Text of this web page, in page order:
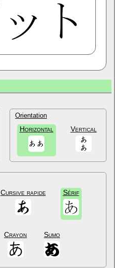
Orientation
Horizontal Vertical
Cursive rapide Sérif
Crayon Sumo